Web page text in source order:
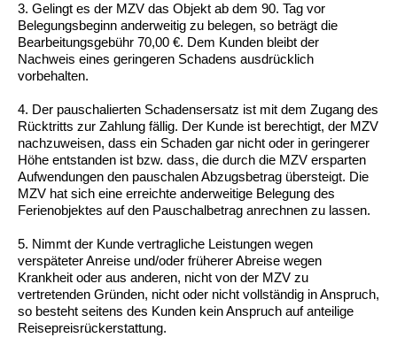
3. Gelingt es der MZV das Objekt ab dem 90. Tag vor
Belegungsbeginn anderweitig zu belegen, so beträgt die
Bearbeitungsgebühr 70,00 €. Dem Kunden bleibt der
Nachweis eines geringeren Schadens ausdrücklich
vorbehalten.
4. Der pauschalierten Schadensersatz ist mit dem Zugang des
Rücktritts zur Zahlung fällig. Der Kunde ist berechtigt, der MZV
nachzuweisen, dass ein Schaden gar nicht oder in geringerer
Höhe entstanden ist bzw. dass, die durch die MZV ersparten
Aufwendungen den pauschalen Abzugsbetrag übersteigt. Die
MZV hat sich eine erreichte anderweitige Belegung des
Ferienobjektes auf den Pauschalbetrag anrechnen zu lassen.
5. Nimmt der Kunde vertragliche Leistungen wegen
verspäteter Anreise und/oder früherer Abreise wegen
Krankheit oder aus anderen, nicht von der MZV zu
vertretenden Gründen, nicht oder nicht vollständig in Anspruch,
so besteht seitens des Kunden kein Anspruch auf anteilige
Reisepreisrückerstattung.